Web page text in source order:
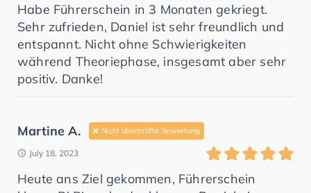
Habe Führerschein in 3 Monaten gekriegt.
Sehr zufrieden, Daniel ist sehr freundlich und
entspannt. Nicht ohne Schwierigkeiten
während Theoriephase, insgesamt aber sehr
positiv. Danke!
Martine A. Nicht überprüfte Bewertung
July 18, 2023
Heute ans Ziel gekommen, Führerschein